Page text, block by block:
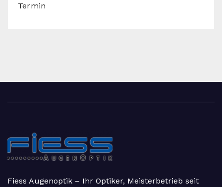
Termin
Fiess Augenoptik – Ihr Optiker, Meisterbetrieb seit